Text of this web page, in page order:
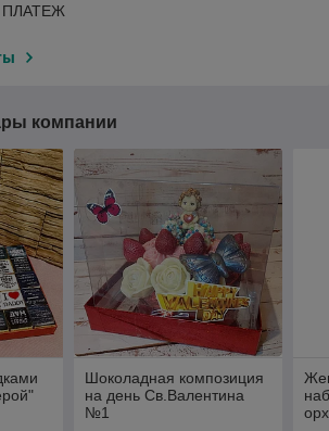
компании
Шоколадная композиция
на день Св.Валентина
№1